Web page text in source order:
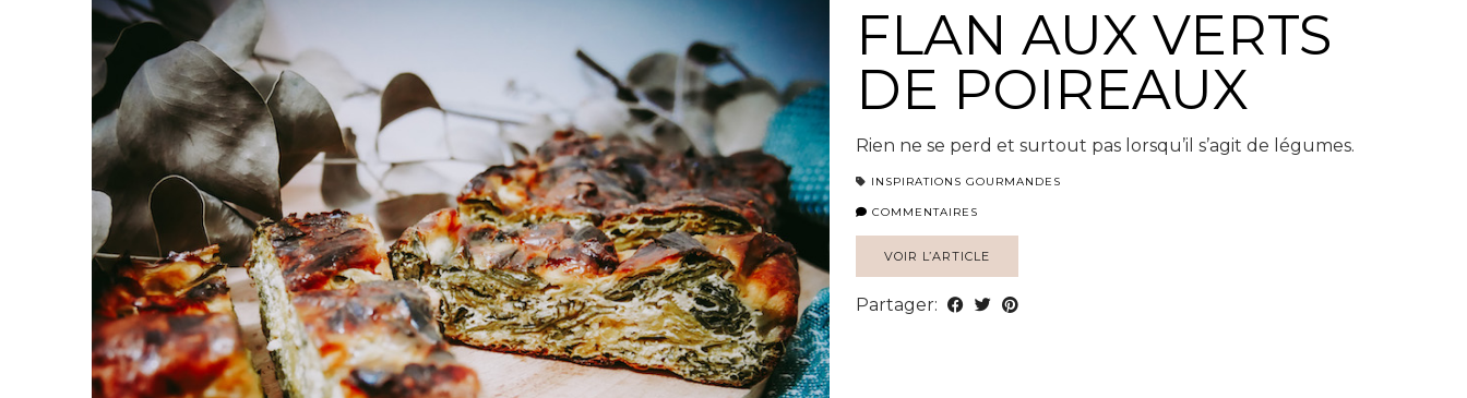
FLAN AUX VERTS
DE POIREAUX
Rien ne se perd et surtout pas lorsqu’il s’agit de légumes.
INSPIRATIONS GOURMANDES
COMMENTAIRES
VOIR L’ARTICLE
Partager: